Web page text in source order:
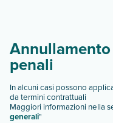
penali
In alcuni casi possono
da termini contrattuali
Maggiori informazioni nella
generali"